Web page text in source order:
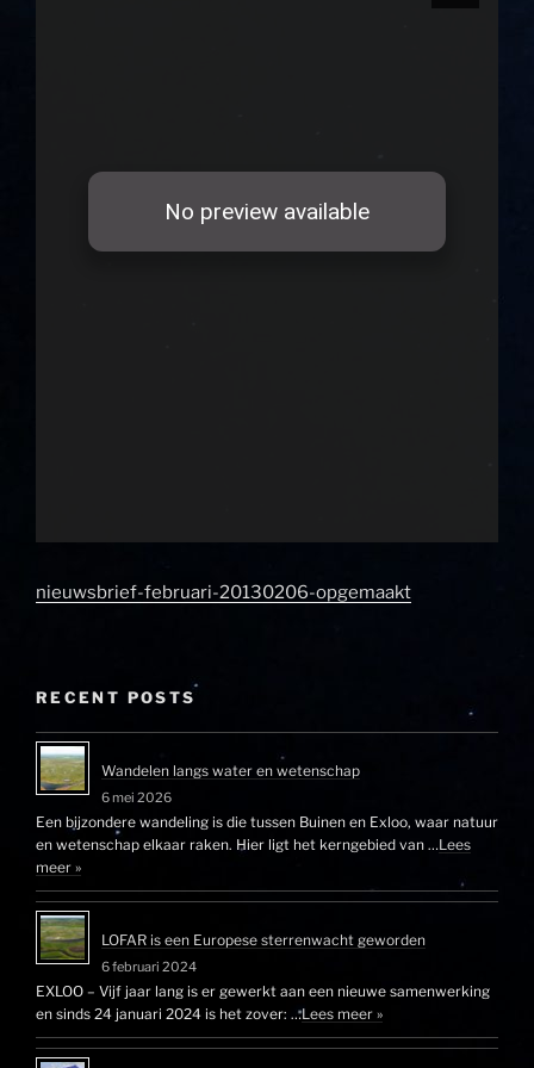
nieuwsbrief-februari-20130206-opgemaakt
RECENT POSTS
Wandelen langs water en wetenschap
6 mei 2026
Een bijzondere wandeling is die tussen Buinen en Exloo, waar natuur
en wetenschap elkaar raken. Hier ligt het kerngebied van …Lees
meer »
LOFAR is een Europese sterrenwacht geworden
6 februari 2024
EXLOO – Vijf jaar lang is er gewerkt aan een nieuwe samenwerking
en sinds 24 januari 2024 is het zover: …Lees meer »